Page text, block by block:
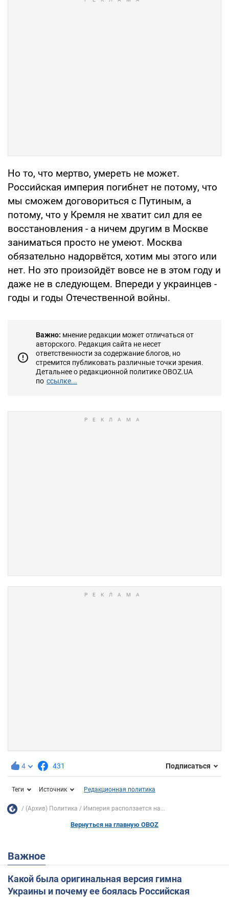
Но то, что мертво, умереть не может.
Российская империя погибнет не потому, что
мы сможем договориться с Путиным, а
потому, что у Кремля не хватит сил для ее
восстановления - а ничем другим в Москве
заниматься просто не умеют. Москва
обязательно надорвётся, хотим мы этого или
нет. Но это произойдёт вовсе не в этом году и
даже не в следующем. Впереди у украинцев -
годы и годы Отечественной войны.
Важно: мнение редакции может отличаться от
авторского. Редакция сайта не несет
ответственности за содержание блогов, но
стремится публиковать различные точки зрения.
Детальнее о редакционной политике OBOZ.UA
по ссылке...
4 431 Подписаться
Теги Источник Редакционная политика
(Архив) Политика Империя расползается на...
Вернуться на главную OBOZ
Важное
Какой была оригинальная версия гимна
Украины и почему ее боялась Российская